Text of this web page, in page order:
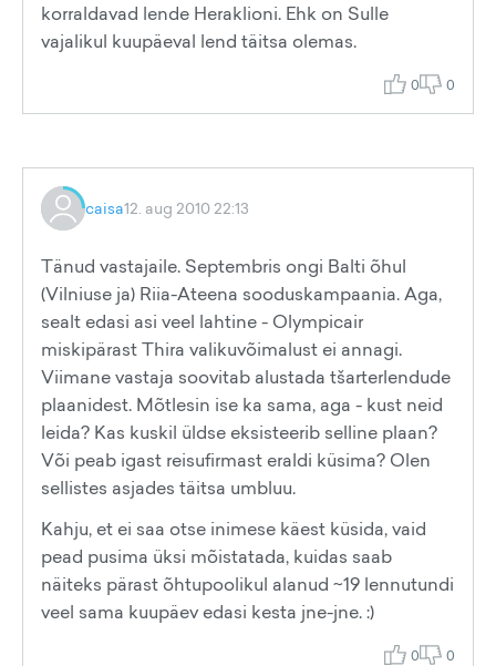
korraldavad lende Heraklioni. Ehk on Sulle
vajalikul kuupäeval lend täitsa olemas.
0 0
caisa12. aug 2010 22:13
Tänud vastajaile. Septembris ongi Balti õhul
(Vilniuse ja) Riia-Ateena sooduskampaania. Aga,
sealt edasi asi veel lahtine - Olympicair
miskipärast Thira valikuvõimalust ei annagi.
Viimane vastaja soovitab alustada tšarterlendude
plaanidest. Mõtlesin ise ka sama, aga - kust neid
leida? Kas kuskil üldse eksisteerib selline plaan?
Või peab igast reisufirmast eraldi küsima? Olen
sellistes asjades täitsa umbluu.
Kahju, et ei saa otse inimese käest küsida, vaid
pead pusima üksi mõistatada, kuidas saab
näiteks pärast õhtupoolikul alanud ~19 lennutundi
veel sama kuupäev edasi kesta jne-jne. :)
0 0